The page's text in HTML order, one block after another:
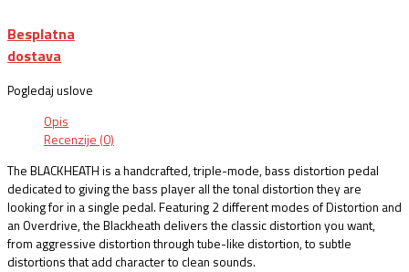
Besplatna
dostava
Pogledaj uslove
Opis
Recenzije (0)
The BLACKHEATH is a handcrafted, triple-mode, bass distortion pedal
dedicated to giving the bass player all the tonal distortion they are
looking for in a single pedal. Featuring 2 different modes of Distortion and
an Overdrive, the Blackheath delivers the classic distortion you want,
from aggressive distortion through tube-like distortion, to subtle
distortions that add character to clean sounds.